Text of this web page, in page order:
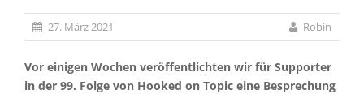
Impressum
Jobs
27. März 2021 Robin
Vor einigen Wochen veröffentlichten wir für Supporter
in der 99. Folge von Hooked on Topic eine Besprechung